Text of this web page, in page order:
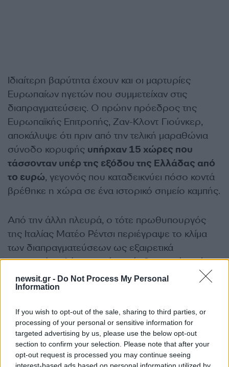
newsit.gr - Do Not Process My Personal
Information
If you wish to opt-out of the sale, sharing to third parties, or
processing of your personal or sensitive information for
targeted advertising by us, please use the below opt-out
section to confirm your selection. Please note that after your
opt-out request is processed you may continue seeing
Ιδιαίτερη βαρύτητα έχουν και οι μαρτυρίες
Ευρωπαίων ηγετών που συμμετείχαν στις
διαπραγματεύσεις. Ο πρώην πρόεδρος της
Ευρωπαϊκής Επιτροπής, Ζαν-Κλοντ Γιούνκερ,
αποκάλυψε ότι πριν από την τελική μαραθώνια
σύνοδο κορυφής υπήρχαν 15 χώρες που
τάσσονταν υπέρ της εξόδου της Ελλάδας από
το ευρώ, γεγονός που καταδεικνύει πόσο κοντά
βρέθηκε η χώρα σε ένα ιστορικό σημείο καμπής.
Από την άλλη πλευρά, ο τότε πρωθυπουργός
της Ιταλίας Ματέο Ρέντσι περιέγραψε το κλίμα
των διαπραγματεύσεων ως εξαιρετικά
φορτισμένο, λέγοντας ότι υπήρξε στιγμή κατά την
οποία πίστεψε πως η Ελλάδα είχε χαθεί οριστικά
από τον ευρωπαϊκό πυρήνα.
«Πίστεψα πως χάσαμε την Ελλάδα. Είπα στους
δικούς μου ότι αυτό είναι μια
τραγωδία»…. «Ρώτησα τη Μέρκελ αν είναι
τελείως ανόητη και το συνεχίζει όλο αυτό» είπε